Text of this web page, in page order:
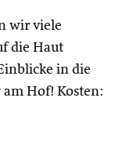
wir viele
die Haut
in die
Hof! Kosten: